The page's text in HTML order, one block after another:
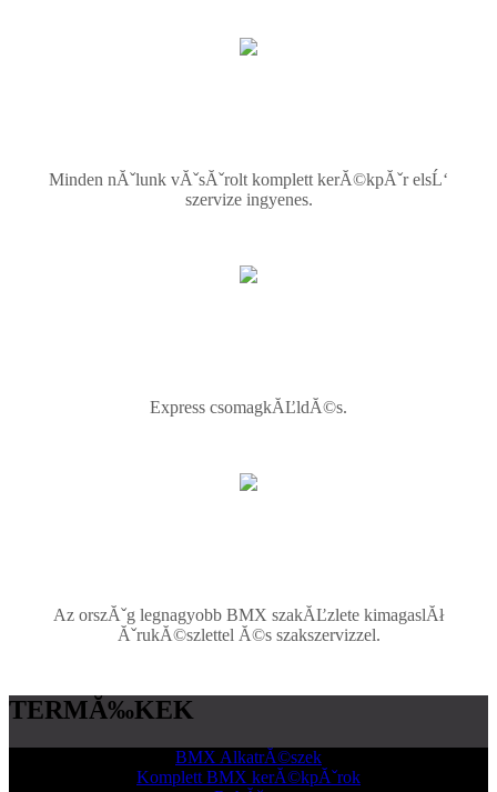
Minden nĂˇlunk vĂˇsĂˇrolt komplett kerĂ©kpĂˇr elsĹ‘
szervize ingyenes.
Express csomagkĂĽldĂ©s.
Az orszĂˇg legnagyobb BMX szakĂĽzlete kimagaslĂł
ĂˇrukĂ©szlettel Ă©s szakszervizzel.
TERMĂ‰KEK
BMX AlkatrĂ©szek
Komplett BMX kerĂ©kpĂˇrok